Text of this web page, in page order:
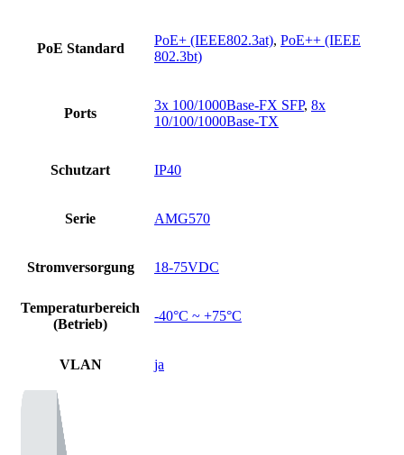
PoE Standard
PoE+ (IEEE802.3at), PoE++ (IEEE
802.3bt)
Ports
3x 100/1000Base-FX SFP, 8x
10/100/1000Base-TX
Schutzart IP40
Serie AMG570
Stromversorgung 18-75VDC
Temperaturbereich
(Betrieb)
-40°C ~ +75°C
VLAN ja